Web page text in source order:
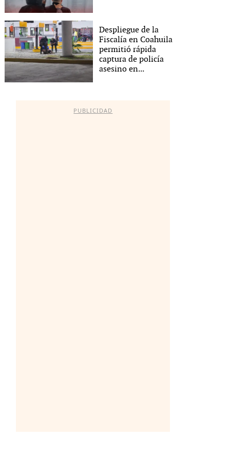
Despliegue de la
Fiscalía en Coahuila
permitió rápida
captura de policía
asesino en...
PUBLICIDAD